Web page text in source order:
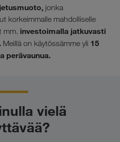
jonka
korkeimmalle mahdolliselle
mm. investoimalla jatkuvasti
Meillä on käytössämme yli 15
perävaunua.
vielä